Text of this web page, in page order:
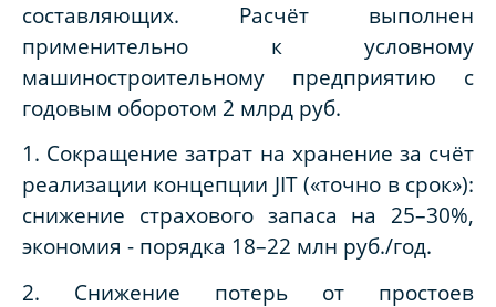
составляющих. Расчёт выполнен
применительно к условному
машиностроительному предприятию с
годовым оборотом 2 млрд руб.
1. Сокращение затрат на хранение за счёт
реализации концепции JIT («точно в срок»):
снижение страхового запаса на 25–30%,
экономия - порядка 18–22 млн руб./год.
2. Снижение потерь от простоев